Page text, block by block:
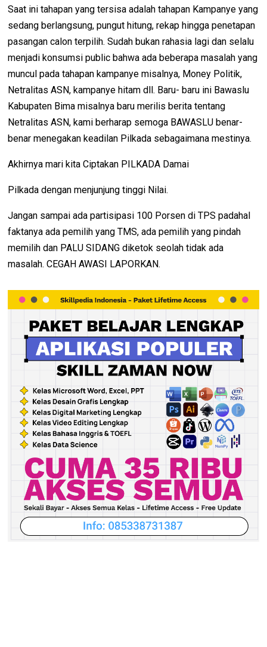
Saat ini tahapan yang tersisa adalah tahapan Kampanye yang
sedang berlangsung, pungut hitung, rekap hingga penetapan
pasangan calon terpilih. Sudah bukan rahasia lagi dan selalu
menjadi konsumsi public bahwa ada beberapa masalah yang
muncul pada tahapan kampanye misalnya, Money Politik,
Netralitas ASN, kampanye hitam dll. Baru- baru ini Bawaslu
Kabupaten Bima misalnya baru merilis berita tentang
Netralitas ASN, kami berharap semoga BAWASLU benar-
benar menegakan keadilan Pilkada sebagaimana mestinya.
Akhirnya mari kita Ciptakan PILKADA Damai
Pilkada dengan menjunjung tinggi Nilai.
Jangan sampai ada partisipasi 100 Porsen di TPS padahal
faktanya ada pemilih yang TMS, ada pemilih yang pindah
memilih dan PALU SIDANG diketok seolah tidak ada
masalah. CEGAH AWASI LAPORKAN.